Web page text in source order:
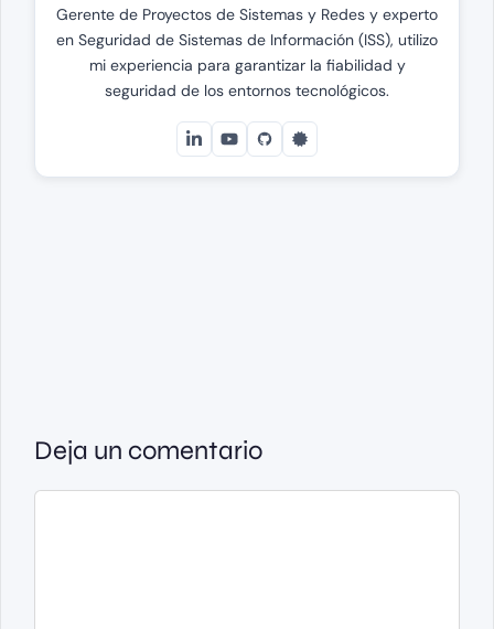
Gerente de Proyectos de Sistemas y Redes y experto
en Seguridad de Sistemas de Información (ISS), utilizo
mi experiencia para garantizar la fiabilidad y
seguridad de los entornos tecnológicos.
Deja un comentario